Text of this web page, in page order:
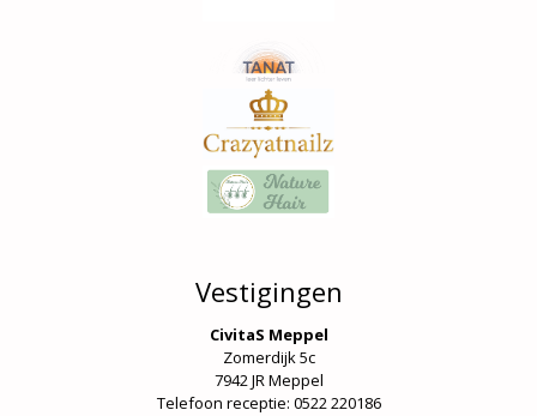
Vestigingen
CivitaS Meppel
Zomerdijk 5c
7942 JR Meppel
Telefoon receptie: 0522 220186